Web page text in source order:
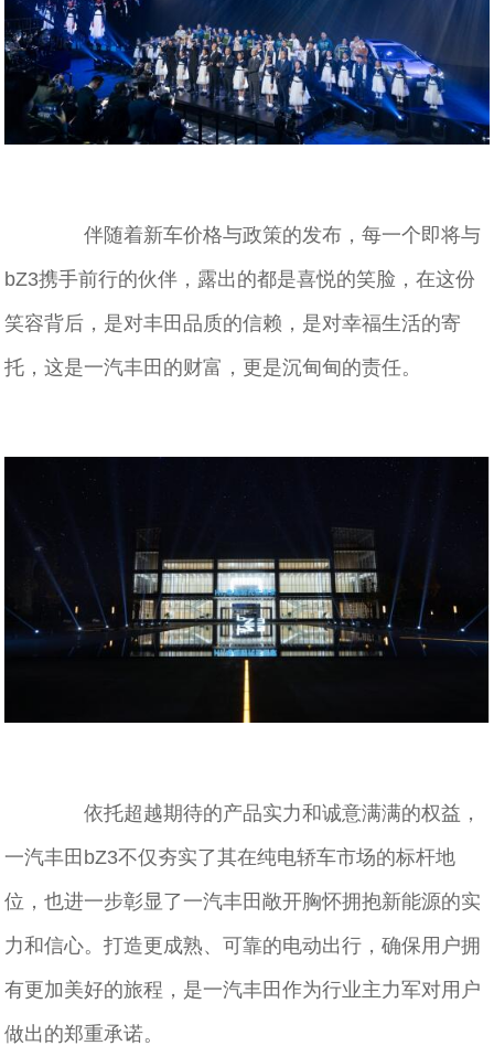
伴随着新车价格与政策的发布，每一个即将与
bZ3携手前行的伙伴，露出的都是喜悦的笑脸，在这份
笑容背后，是对丰田品质的信赖，是对幸福生活的寄
托，这是一汽丰田的财富，更是沉甸甸的责任。
依托超越期待的产品实力和诚意满满的权益，
一汽丰田bZ3不仅夯实了其在纯电轿车市场的标杆地
位，也进一步彰显了一汽丰田敞开胸怀拥抱新能源的实
力和信心。打造更成熟、可靠的电动出行，确保用户拥
有更加美好的旅程，是一汽丰田作为行业主力军对用户
做出的郑重承诺。